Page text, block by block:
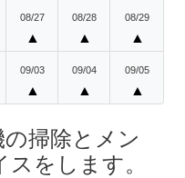
08/27
▲
08/28
▲
08/29
▲
09/03
▲
09/04
▲
09/05
▲
の掃除とメン
をします。